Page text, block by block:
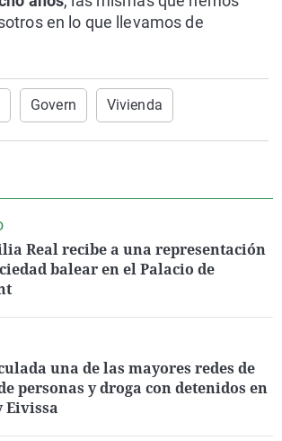
en lo que llevamos de
Govern Vivienda
Real recibe a una representación
balear en el Palacio de
una de las mayores redes de
personas y droga con detenidos en
Eivissa